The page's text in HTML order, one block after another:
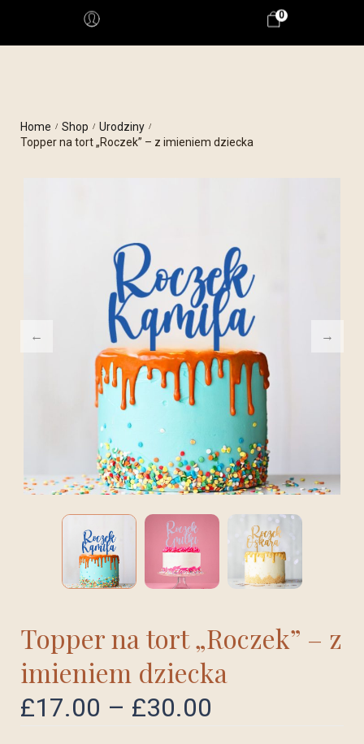
0
Home / Shop / Urodziny /
Topper na tort „Roczek” – z imieniem dziecka
Topper na tort „Roczek” – z
imieniem dziecka
£17.00 – £30.00